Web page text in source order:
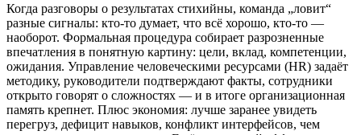
Когда разговоры о результатах стихийны, команда „ловит“
разные сигналы: кто-то думает, что всё хорошо, кто-то —
наоборот. Формальная процедура собирает разрозненные
впечатления в понятную картину: цели, вклад, компетенции,
ожидания. Управление человеческими ресурсами (HR) задаёт
методику, руководители подтверждают факты, сотрудники
открыто говорят о сложностях — и в итоге организационная
память крепнет. Плюс экономия: лучше заранее увидеть
перегруз, дефицит навыков, конфликт интерфейсов, чем